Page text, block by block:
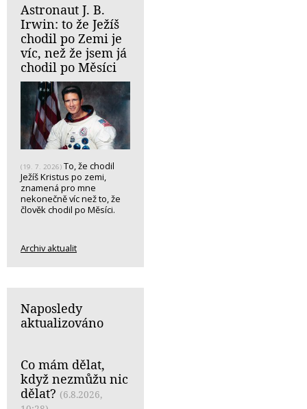
Astronaut J. B.
Irwin: to že Ježíš
chodil po Zemi je
víc, než že jsem já
chodil po Měsíci
(19. 7. 2026) To, že chodil
Ježíš Kristus po zemi,
znamená pro mne
nekonečně víc než to, že
člověk chodil po Měsíci.
Archiv aktualit
Naposledy
aktualizováno
Co mám dělat,
když nezmůžu nic
dělat? (6.8.2026,